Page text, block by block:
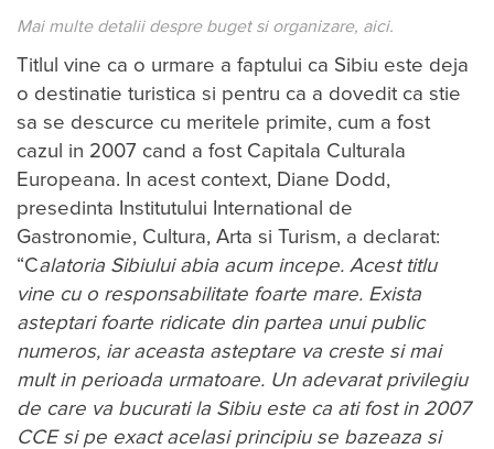
Mai multe detalii despre buget si organizare, aici.
Titlul vine ca o urmare a faptului ca Sibiu este deja
o destinatie turistica si pentru ca a dovedit ca stie
sa se descurce cu meritele primite, cum a fost
cazul in 2007 cand a fost Capitala Culturala
Europeana. In acest context, Diane Dodd,
presedinta Institutului International de
Gastronomie, Cultura, Arta si Turism, a declarat:
“Calatoria Sibiului abia acum incepe. Acest titlu
vine cu o responsabilitate foarte mare. Exista
asteptari foarte ridicate din partea unui public
numeros, iar aceasta asteptare va creste si mai
mult in perioada urmatoare. Un adevarat privilegiu
de care va bucurati la Sibiu este ca ati fost in 2007
CCE si pe exact acelasi principiu se bazeaza si